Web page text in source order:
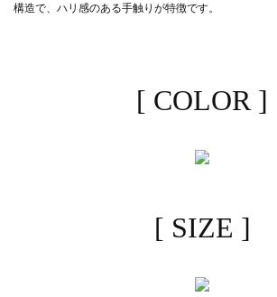
構造で、ハリ感のある手触りが特徴です。
[ COLOR ]
[ SIZE ]